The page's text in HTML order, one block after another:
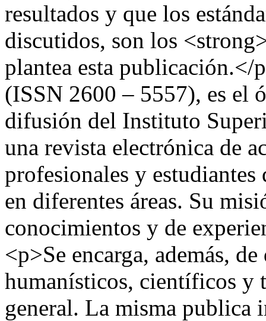
resultados y que los
discutidos, son los
plantea esta
(ISSN 2600 – 5557), es el
difusión del Instituto
una revista electrónica de
profesionales y
en diferentes áreas. Su
conocimientos y de
<p>Se encarga, además,
humanísticos, científicos y
general. La misma publica